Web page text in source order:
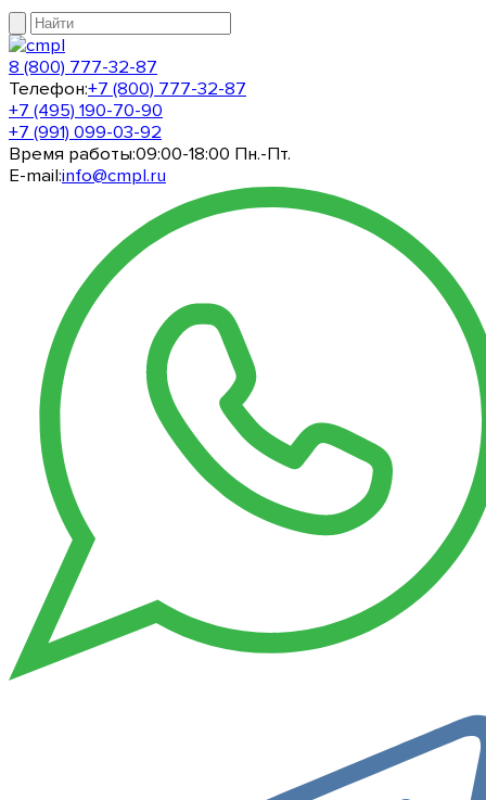
8 (800) 777-32-87
Телефон:+7 (800) 777-32-87
+7 (495) 190-70-90
+7 (991) 099-03-92
Время работы:09:00-18:00 Пн.-Пт.
E-mail:info@cmpl.ru